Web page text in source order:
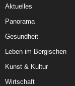
Aktuelles
Panorama
Gesundheit
Leben im Bergischen
Kunst & Kultur
Wirtschaft